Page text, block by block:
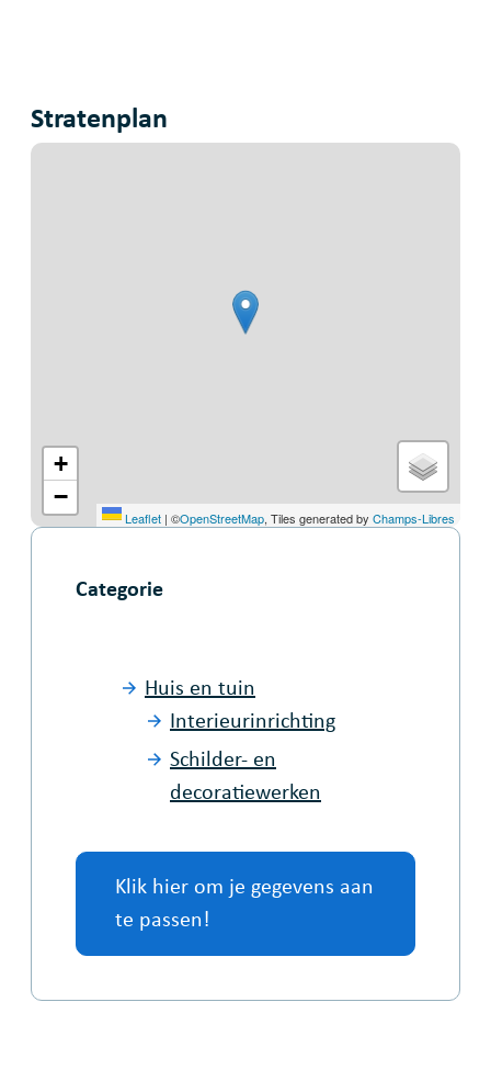
Stratenplan
+
−
Leaflet | ©OpenStreetMap, Tiles generated by Champs-Libres
Categorie
Huis en tuin
Interieurinrichting
Schilder- en
decoratiewerken
Klik hier om je gegevens aan
te passen!